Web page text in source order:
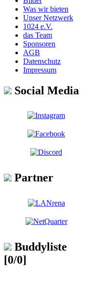
Was wir bieten
Unser Netzwerk
1024 e.V.
das Team
Sponsoren
AGB
Datenschutz
Impressum
Social Media
Partner
Buddyliste
[0/0]